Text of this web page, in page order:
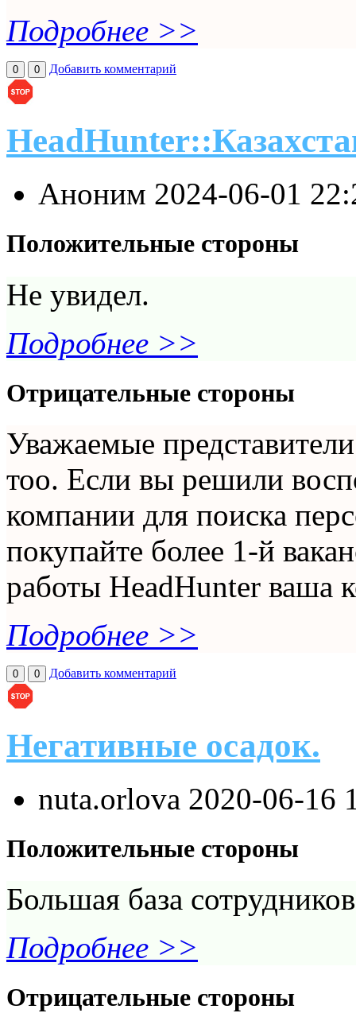
Подробнее >>
0 0 Добавить комментарий
Аноним 2024-06-01
Положительные стороны
Не увидел.
Подробнее >>
Отрицательные стороны
Уважаемые
тоо. Если вы решили
компании для поиска
покупайте более 1-й
работы HeadHunter ваша
Подробнее >>
0 0 Добавить комментарий
Негативные осадок.
nuta.orlova 2020-06-16
Положительные стороны
Большая база
Подробнее >>
Отрицательные стороны